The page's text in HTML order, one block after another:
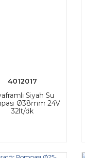
4012017
Siyah Su
Ø38mm 24V
32lt/dk